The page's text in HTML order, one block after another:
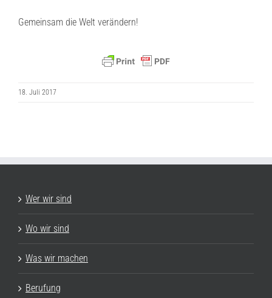
Gemeinsam die Welt verändern!
18. Juli 2017
Wer wir sind
Wo wir sind
Was wir machen
Berufung